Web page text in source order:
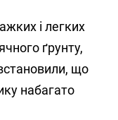
і легких
ґрунту,
що
набагато